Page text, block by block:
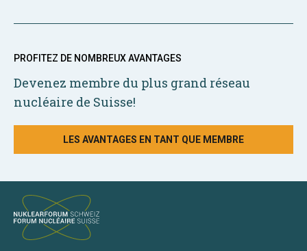
PROFITEZ DE NOMBREUX AVANTAGES
Devenez membre du plus grand réseau
nucléaire de Suisse!
LES AVANTAGES EN TANT QUE MEMBRE